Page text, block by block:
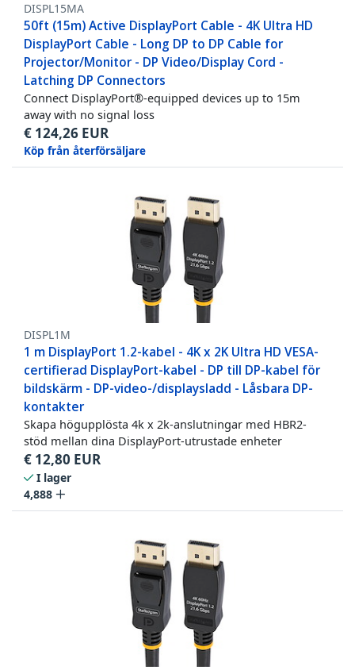
DISPL15MA
50ft (15m) Active DisplayPort Cable - 4K Ultra HD
DisplayPort Cable - Long DP to DP Cable for
Projector/Monitor - DP Video/Display Cord -
Latching DP Connectors
Connect DisplayPort®-equipped devices up to 15m
away with no signal loss
€ 124,26 EUR
Köp från återförsäljare
DISPL1M
1 m DisplayPort 1.2-kabel - 4K x 2K Ultra HD VESA-
certifierad DisplayPort-kabel - DP till DP-kabel för
bildskärm - DP-video-/displaysladd - Låsbara DP-
kontakter
Skapa högupplösta 4k x 2k-anslutningar med HBR2-
stöd mellan dina DisplayPort-utrustade enheter
€ 12,80 EUR
I lager
4,888